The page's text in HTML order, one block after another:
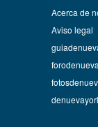
Acerca de
Aviso legal